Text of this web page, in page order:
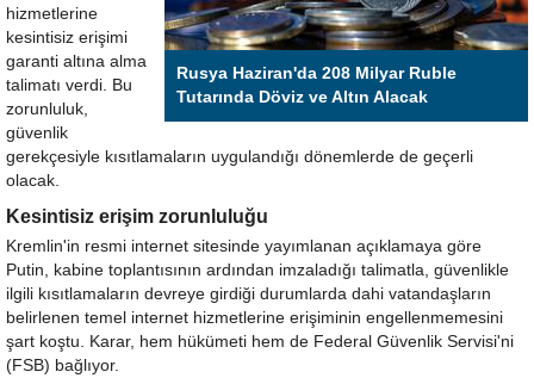
Rusya Haziran'da 208 Milyar Ruble
Tutarında Döviz ve Altın Alacak
hizmetlerine
kesintisiz erişimi
garanti altına alma
talimatı verdi. Bu
zorunluluk,
güvenlik
gerekçesiyle kısıtlamaların uygulandığı dönemlerde de geçerli
olacak.
Kesintisiz erişim zorunluluğu
Kremlin'in resmi internet sitesinde yayımlanan açıklamaya göre
Putin, kabine toplantısının ardından imzaladığı talimatla, güvenlikle
ilgili kısıtlamaların devreye girdiği durumlarda dahi vatandaşların
belirlenen temel internet hizmetlerine erişiminin engellenmemesini
şart koştu. Karar, hem hükümeti hem de Federal Güvenlik Servisi'ni
(FSB) bağlıyor.